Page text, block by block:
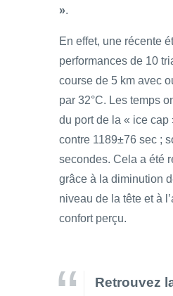
».
En effet, une récente
performances de 10
course de 5 km avec
par 32°C. Les temps
du port de la « ice cap
contre 1189±76 sec ;
secondes. Cela a été
grâce à la diminution
niveau de la tête et à
confort perçu.
Retrouvez